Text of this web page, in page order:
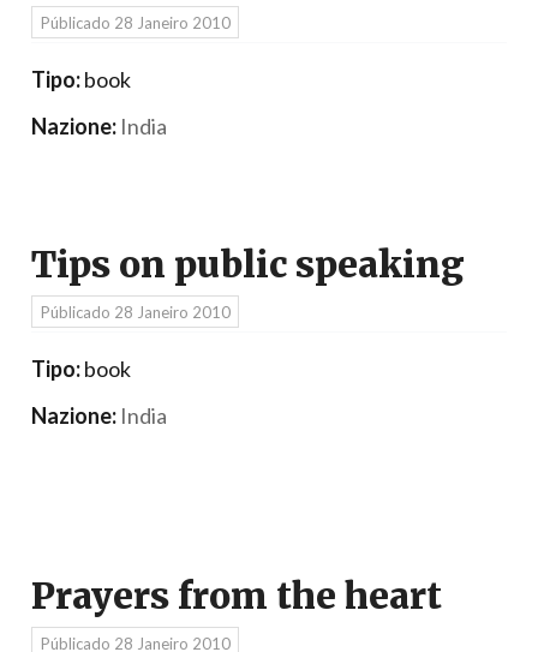
Públicado 28 Janeiro 2010
Tipo:book
Nazione: India
Tips on public speaking
Públicado 28 Janeiro 2010
Tipo:book
Nazione: India
Prayers from the heart
Públicado 28 Janeiro 2010